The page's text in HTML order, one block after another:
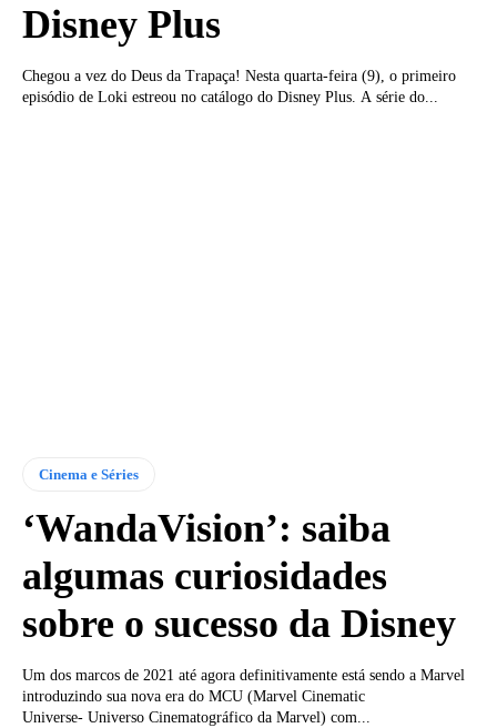
Disney Plus
Chegou a vez do Deus da Trapaça! Nesta quarta-feira (9), o primeiro
episódio de Loki estreou no catálogo do Disney Plus. A série do...
Cinema e Séries
‘WandaVision’: saiba
algumas curiosidades
sobre o sucesso da Disney
​Um dos marcos de 2021 até agora definitivamente está sendo a Marvel
introduzindo sua nova era do MCU (Marvel Cinematic
Universe- Universo Cinematográfico da Marvel) com...